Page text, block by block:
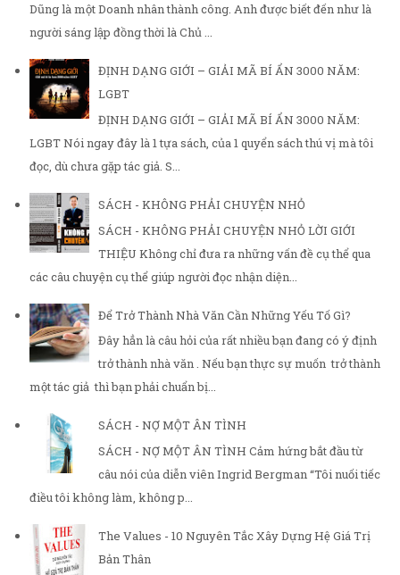
Dũng là một Doanh nhân thành công. Anh được biết đến như là
người sáng lập đồng thời là Chủ ...
ĐỊNH DẠNG GIỚI – GIẢI MÃ BÍ ẨN 3000 NĂM:
LGBT
ĐỊNH DẠNG GIỚI – GIẢI MÃ BÍ ẨN 3000 NĂM:
LGBT Nói ngay đây là 1 tựa sách, của 1 quyển sách thú vị mà tôi
đọc, dù chưa gặp tác giả. S...
SÁCH - KHÔNG PHẢI CHUYỆN NHỎ
SÁCH - KHÔNG PHẢI CHUYỆN NHỎ LỜI GIỚI
THIỆU Không chỉ đưa ra những vấn đề cụ thể qua
các câu chuyện cụ thể giúp người đọc nhận diện...
Để Trở Thành Nhà Văn Cần Những Yếu Tố Gì?
Đây hẳn là câu hỏi của rất nhiều bạn đang có ý định
trở thành nhà văn . Nếu bạn thực sự muốn trở thành
một tác giả thì bạn phải chuẩn bị...
SÁCH - NỢ MỘT ÂN TÌNH
SÁCH - NỢ MỘT ÂN TÌNH Cảm hứng bắt đầu từ
câu nói của diễn viên Ingrid Bergman “Tôi nuối tiếc
điều tôi không làm, không p...
The Values - 10 Nguyên Tắc Xây Dựng Hệ Giá Trị
Bản Thân